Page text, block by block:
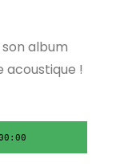
son album
acoustique !